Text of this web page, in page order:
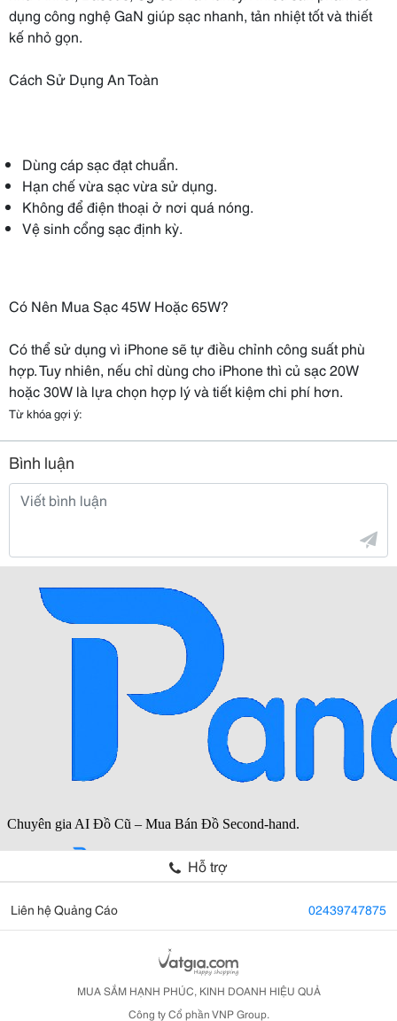
dụng công nghệ GaN giúp sạc nhanh, tản nhiệt tốt và thiết
kế nhỏ gọn.
Cách Sử Dụng An Toàn
Dùng cáp sạc đạt chuẩn.
Hạn chế vừa sạc vừa sử dụng.
Không để điện thoại ở nơi quá nóng.
Vệ sinh cổng sạc định kỳ.
Có Nên Mua Sạc 45W Hoặc 65W?
Có thể sử dụng vì iPhone sẽ tự điều chỉnh công suất phù
hợp. Tuy nhiên, nếu chỉ dùng cho iPhone thì củ sạc 20W
hoặc 30W là lựa chọn hợp lý và tiết kiệm chi phí hơn.
Từ khóa gợi ý:
Bình luận
Hỗ trợ
Liên hệ Quảng Cáo 02439747875
MUA SẮM HẠNH PHÚC, KINH DOANH HIỆU QUẢ
Công ty Cổ phần VNP Group.